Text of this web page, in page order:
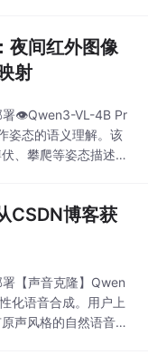
夜间红外图像
射
署👁️Qwen3-VL-4B Pr
姿态的语义理解。该
、攀爬等姿态描述及
CSDN博客获
【声音克隆】Qwen
化语音合成。用户上
声风格的自然语音，